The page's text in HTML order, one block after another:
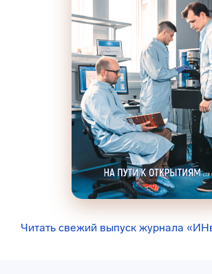
Читать свежий выпуск журнала